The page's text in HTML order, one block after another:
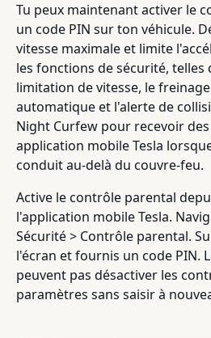
Tu peux maintenant activer le
un code PIN sur ton véhicule.
vitesse maximale et limite
les fonctions de sécurité, telles
limitation de vitesse, le
automatique et l'alerte de
Night Curfew pour recevoir
application mobile Tesla
conduit au-delà du couvre-feu.
Active le contrôle parental
l'application mobile Tesla.
Sécurité > Contrôle parental.
l'écran et fournis un code PIN.
peuvent pas désactiver les
paramètres sans saisir à